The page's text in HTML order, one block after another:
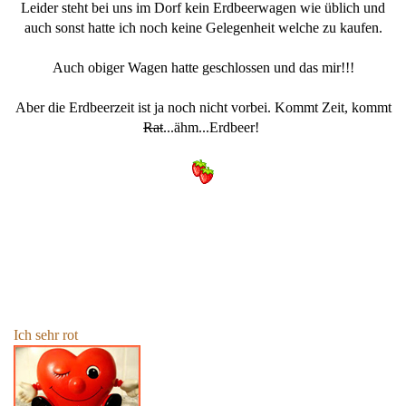
Leider steht bei uns im Dorf kein Erdbeerwagen wie üblich und
auch sonst hatte ich noch keine Gelegenheit welche zu kaufen.
Auch obiger Wagen hatte geschlossen und das mir!!!
Aber die Erdbeerzeit ist ja noch nicht vorbei. Kommt Zeit, kommt
Rat...ähm...Erdbeer!
Ich sehr rot